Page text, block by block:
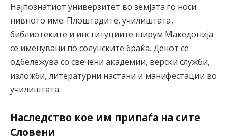
Најпознатиот универзитет во земјата го носи
нивното име. Плоштадите, училиштата,
библиотеките и институциите ширум Македонија
се именувани по солунските браќа. Денот се
одбележува со свечени академии, верски служби,
изложби, литературни настани и манифестации во
училиштата.
Наследство кое им припаѓа на сите
Словени